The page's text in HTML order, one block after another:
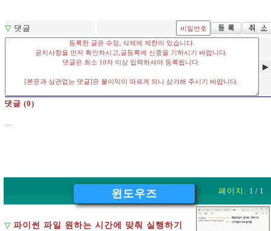
▽ 댓글
▶
댓글 (0)
...
윈도우즈 페이지: 1 / 1
▽ 파이썬 파일 원하는 시간에 맞춰 실행하기